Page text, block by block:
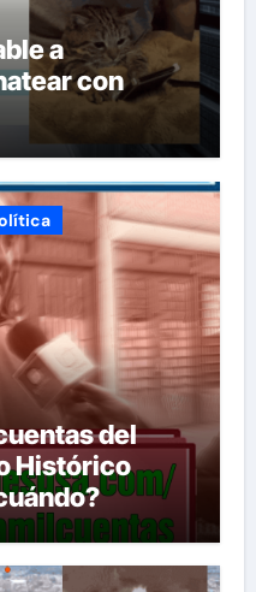
a
con
del
Histórico